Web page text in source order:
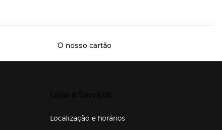
O nosso cartão
Localização e horários